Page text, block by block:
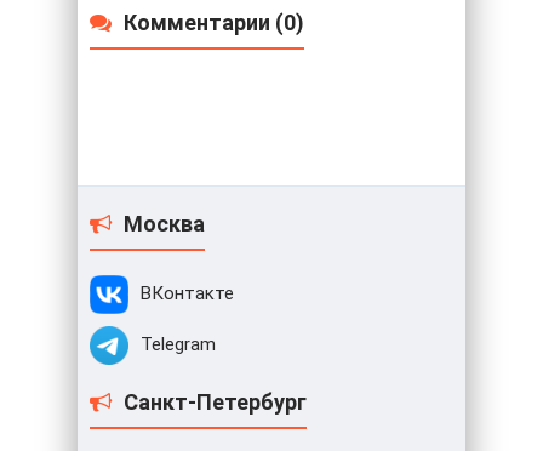
Комментарии (0)
Москва
ВКонтакте
Telegram
Санкт-Петербург